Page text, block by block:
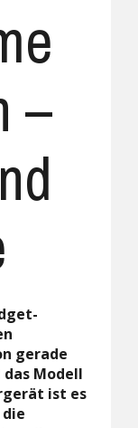
–
gerade
das Modell
ist es